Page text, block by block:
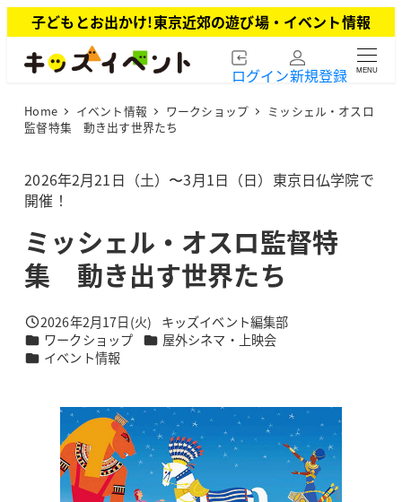
イ
子どもとお出かけ!東京近郊の遊び場・イベント情報
ログイン新規登録 MENU
Home イベント情報 ワークショップ
ミッシェル・オスロ
監督特集 動き出す世界たち
2026年2月21日（土）〜3月1日（日）東京日仏学院で
開催！
ミッシェル・オスロ監督特
集 動き出す世界たち
投稿日
2026年2月17日(火)
著
者
キッズイベント編集部
カテゴリー
ワークショップ カテゴリー
屋外シネマ・上映会
カテゴリー
イベント情報